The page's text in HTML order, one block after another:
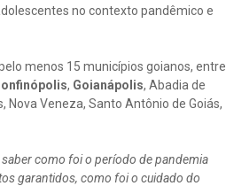
no contexto pandêmico e
menos 15 municípios goianos, entre
, Goianápolis, Abadia de
Nova Veneza, Santo Antônio de Goiás,
como foi o período de pandemia
garantidos, como foi o cuidado do